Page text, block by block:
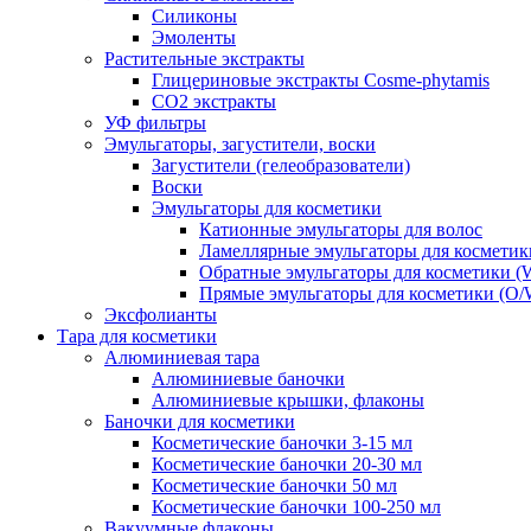
Силиконы
Эмоленты
Растительные экстракты
Глицериновые экстракты Cosme-phytamis
СО2 экстракты
УФ фильтры
Эмульгаторы, загустители, воски
Загустители (гелеобразователи)
Воски
Эмульгаторы для косметики
Катионные эмульгаторы для волос
Ламеллярные эмульгаторы для
Обратные эмульгаторы для косметики
Прямые эмульгаторы для косметики (O/
Эксфолианты
Тара для косметики
Алюминиевая тара
Алюминиевые баночки
Алюминиевые крышки, флаконы
Баночки для косметики
Косметические баночки 3-15 мл
Косметические баночки 20-30 мл
Косметические баночки 50 мл
Косметические баночки 100-250 мл